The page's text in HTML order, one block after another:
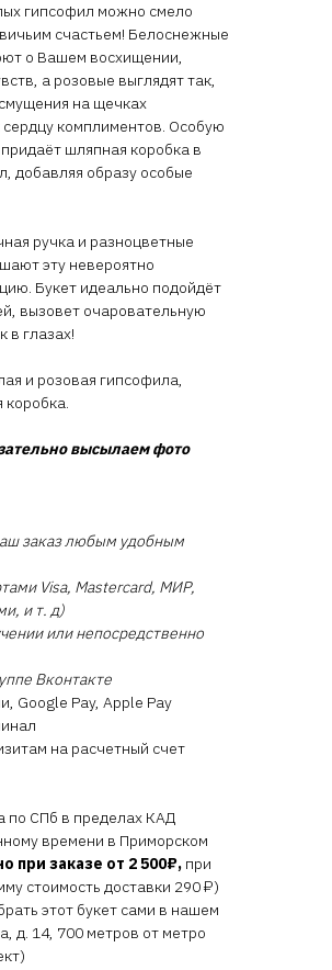
гипсофил можно смело
счастьем! Белоснежные
о Вашем восхищении,
а розовые выглядят так,
на щечках
комплиментов. Особую
шляпная коробка в
добавляя образу особые
ручка и разноцветные
эту невероятно
Букет идеально подойдёт
вызовет очаровательную
в глазах!
и розовая гипсофила,
коробка.
высылаем фото
заказ любым удобным
Visa, Mastercard, МИР,
и т. д)
или непосредственно
Вконтакте
Google Pay, Apple Pay
на расчетный счет
по СПб в пределах КАД
времени в Приморском
при заказе от 2 500₽, при
стоимость доставки 290 ₽)
этот букет сами в нашем
д. 14, 700 метров от метро